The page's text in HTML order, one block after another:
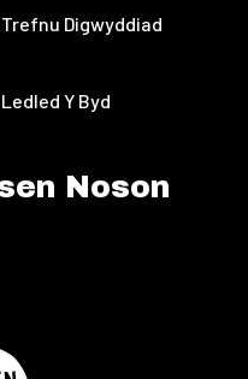
Trefnu Digwyddiad
Ledled Y Byd
Noson